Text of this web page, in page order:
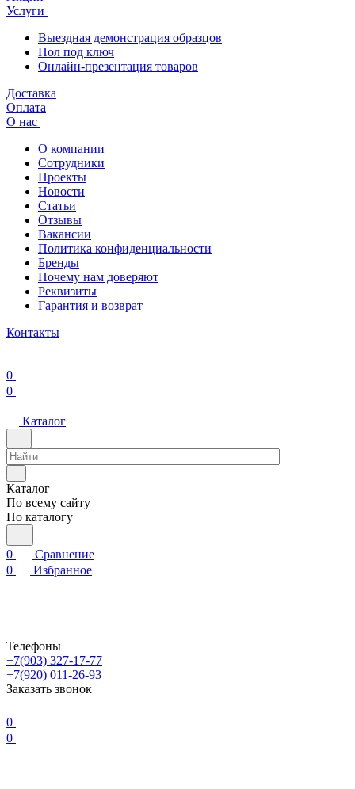
Услуги
Выездная демонстрация образцов
Пол под ключ
Онлайн-презентация товаров
Доставка
Оплата
О нас
О компании
Сотрудники
Проекты
Новости
Статьи
Отзывы
Вакансии
Политика конфиденциальности
Бренды
Почему нам доверяют
Реквизиты
Гарантия и возврат
Контакты
0
0
Каталог
Каталог
По всему сайту
По каталогу
0
Сравнение
0
Избранное
Телефоны
+7(903) 327-17-77
+7(920) 011-26-93
Заказать звонок
0
0